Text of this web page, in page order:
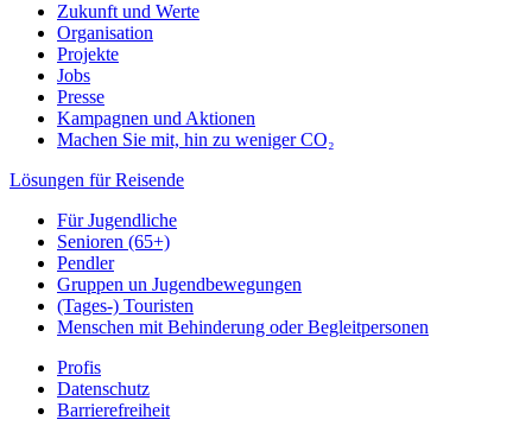
Zukunft und Werte
Organisation
Projekte
Jobs
Presse
Kampagnen und Aktionen
Machen Sie mit, hin zu weniger CO₂
Lösungen für Reisende
Für Jugendliche
Senioren (65+)
Pendler
Gruppen un Jugendbewegungen
(Tages-) Touristen
Menschen mit Behinderung oder Begleitpersonen
Profis
Datenschutz
Barrierefreiheit